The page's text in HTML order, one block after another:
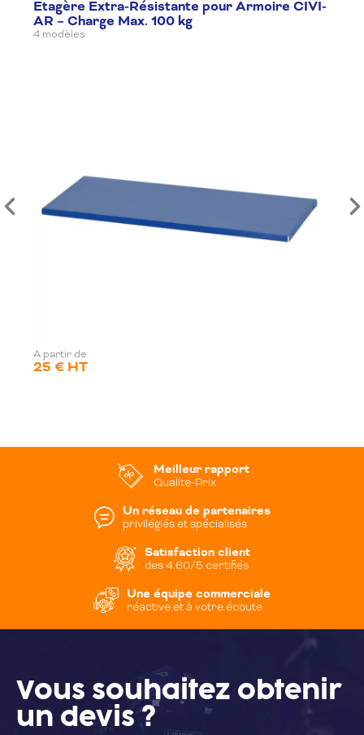
Etagère Extra-Résistante pour Armoire CIVI-
AR – Charge Max. 100 kg
4 modèles
A partir de
25 € HT
Meilleur rapport
Qualite-Prix
Un réseau de partenaires
privilégiés et spécialisés
Satisfaction client
des 4.60/5 certifiés
Une équipe commerciale
réactive et à votre écoute
Vous souhaitez obtenir
un devis ?